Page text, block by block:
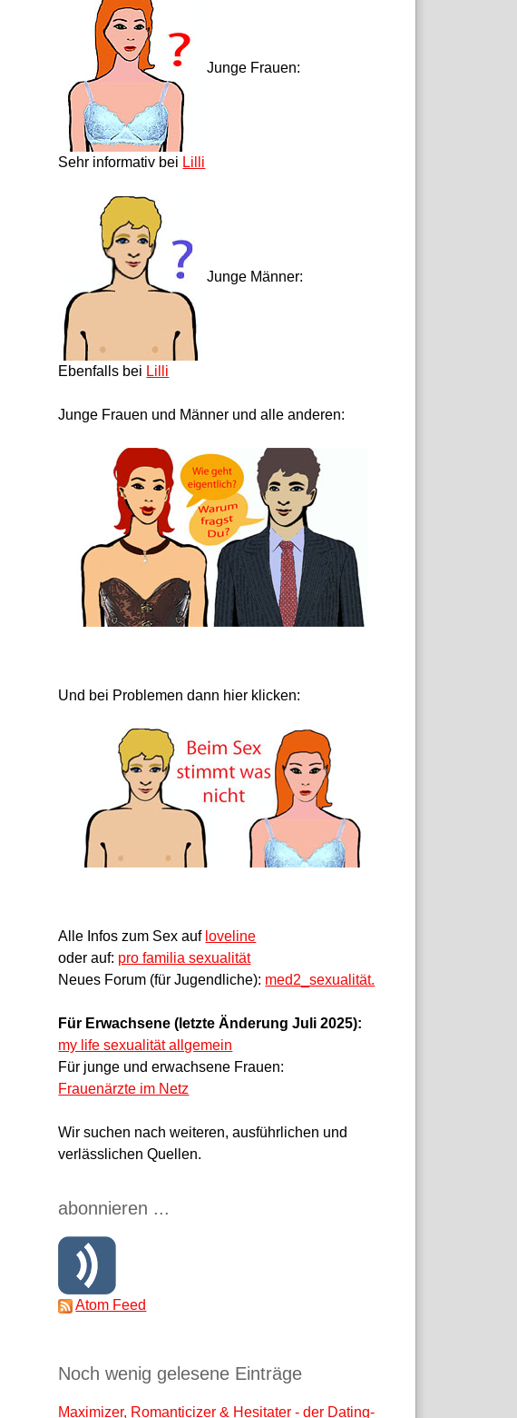
Junge Frauen:
Sehr informativ bei Lilli
Junge Männer:
Ebenfalls bei Lilli
Junge Frauen und Männer und alle anderen:
Und bei Problemen dann hier klicken:
Alle Infos zum Sex auf loveline
oder auf: pro familia sexualität
Neues Forum (für Jugendliche): med2_sexualität.
Für Erwachsene (letzte Änderung Juli 2025):
my life sexualität allgemein
Für junge und erwachsene Frauen:
Frauenärzte im Netz
Wir suchen nach weiteren, ausführlichen und
verlässlichen Quellen.
abonnieren ...
Atom Feed
Noch wenig gelesene Einträge
Maximizer, Romanticizer & Hesitater - der Dating-